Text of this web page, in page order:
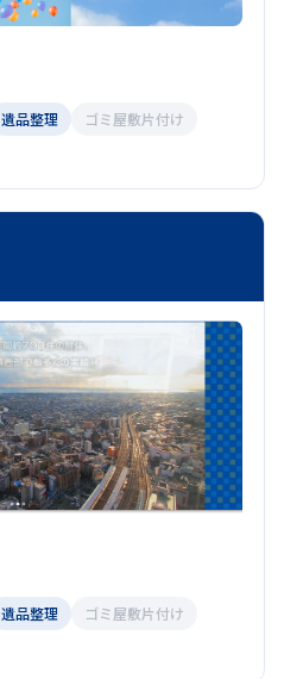
遺品整理
ゴミ屋敷片付け
遺品整理
ゴミ屋敷片付け